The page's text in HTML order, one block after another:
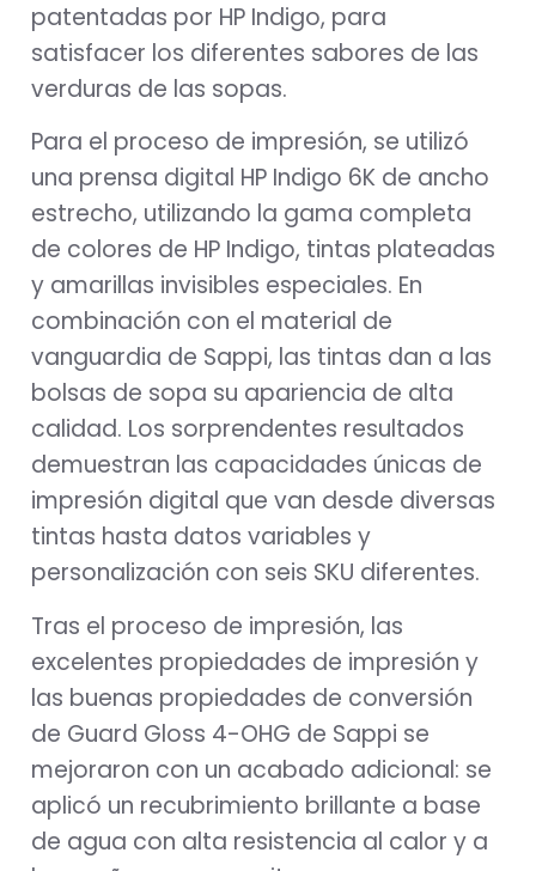
patentadas por HP Indigo, para
satisfacer los diferentes sabores de las
verduras de las sopas.
Para el proceso de impresión, se utilizó
una prensa digital HP Indigo 6K de ancho
estrecho, utilizando la gama completa
de colores de HP Indigo, tintas plateadas
y amarillas invisibles especiales. En
combinación con el material de
vanguardia de Sappi, las tintas dan a las
bolsas de sopa su apariencia de alta
calidad. Los sorprendentes resultados
demuestran las capacidades únicas de
impresión digital que van desde diversas
tintas hasta datos variables y
personalización con seis SKU diferentes.
Tras el proceso de impresión, las
excelentes propiedades de impresión y
las buenas propiedades de conversión
de Guard Gloss 4-OHG de Sappi se
mejoraron con un acabado adicional: se
aplicó un recubrimiento brillante a base
de agua con alta resistencia al calor y a